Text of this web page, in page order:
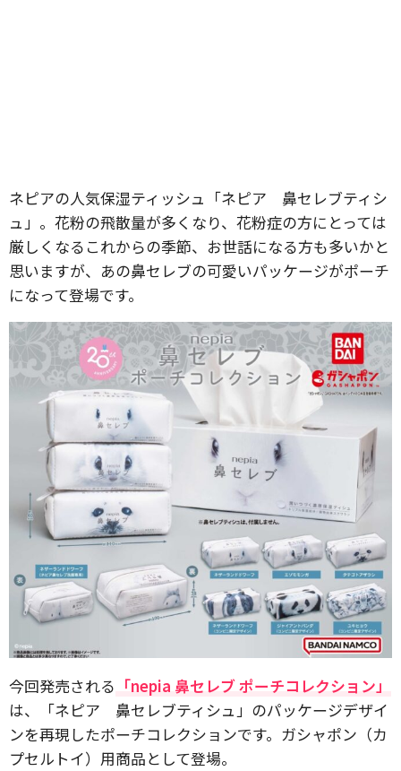
ネピアの人気保湿ティッシュ「ネピア 鼻セレブティシ
ュ」。花粉の飛散量が多くなり、花粉症の方にとっては
厳しくなるこれからの季節、お世話になる方も多いかと
思いますが、あの鼻セレブの可愛いパッケージがポーチ
になって登場です。
今回発売される 「nepia 鼻セレブ ポーチコレクション」
は、「ネピア 鼻セレブティシュ」のパッケージデザイ
ンを再現したポーチコレクションです。ガシャポン（カ
プセルトイ）用商品として登場。